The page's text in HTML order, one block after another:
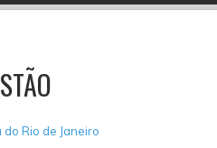
Rio de Janeiro